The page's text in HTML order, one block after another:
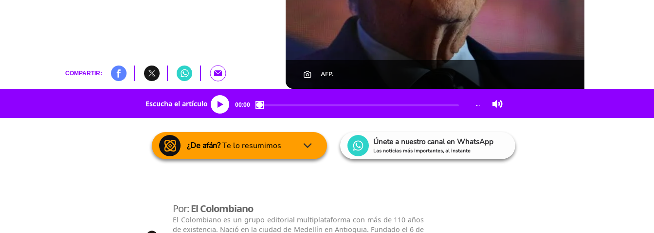
COMPARTIR: AFP.
Escucha el artículo 00:00 …
¿De afán?Te lo resumimos Únete a nuestro canal en WhatsApp
Las noticias más importantes, al instante
Por:El Colombiano
El Colombiano es un grupo editorial multiplataforma con más de 110 años
de existencia. Nació en la ciudad de Medellín en Antioquia. Fundado el 6 de